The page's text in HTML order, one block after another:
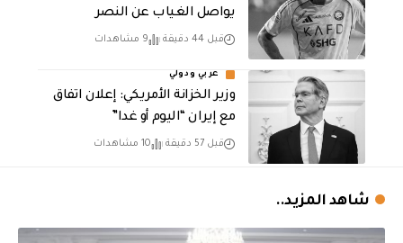
يواصل الغياب عن النصر
قبل 44 دقيقة 9 مشاهدات
عربي ودولي
وزير الخزانة الأمريكي: إعلان اتفاق
مع إيران “اليوم أو غدا”
قبل 57 دقيقة 10 مشاهدات
شاهد المزيد..